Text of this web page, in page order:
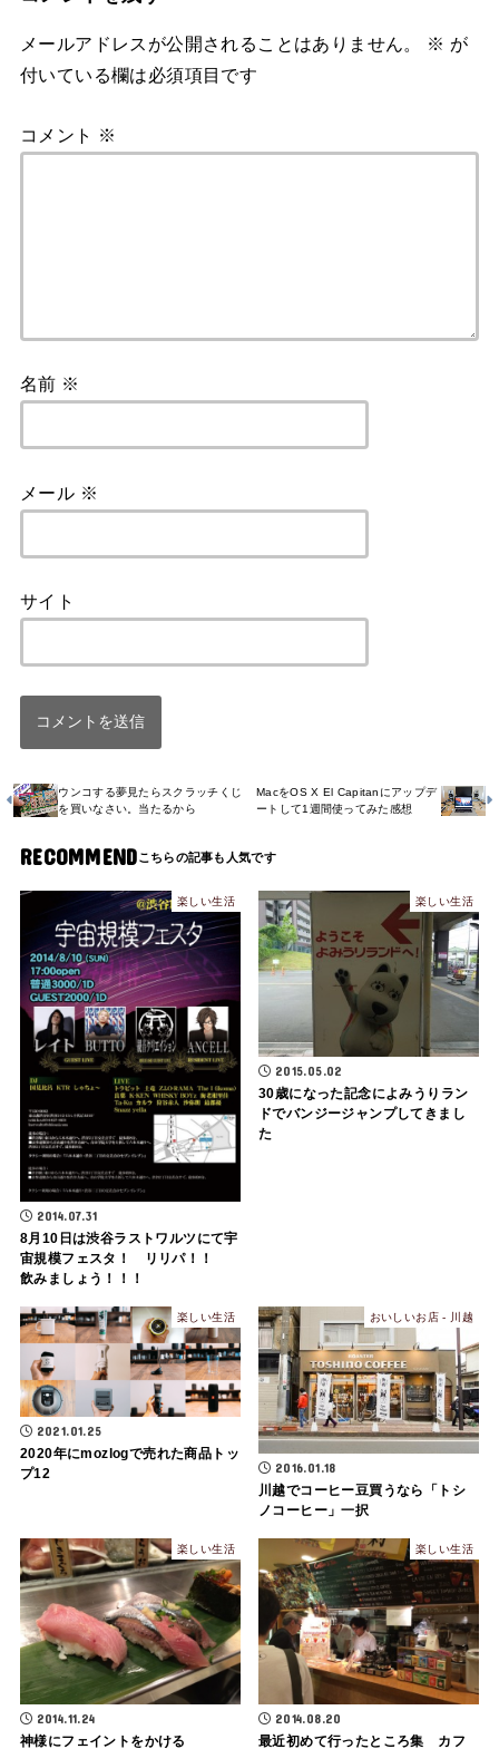
メールアドレスが公開されることはありません。 ※ が
付いている欄は必須項目です
コメント ※
名前 ※
メール ※
サイト
ウンコする夢見たらスクラッチくじ
を買いなさい。当たるから
MacをOS X El Capitanにアップデ
ートして1週間使ってみた感想
RECOMMEND
楽しい生活
2014.07.31
8月10日は渋谷ラストワルツにて宇
宙規模フェスタ！ リリパ！！
飲みましょう！！！
楽しい生活
2015.05.02
30歳になった記念によみうりラン
ドでバンジージャンプしてきまし
た
楽しい生活
2021.01.25
2020年にmozlogで売れた商品トッ
プ12
おいしいお店 - 川越
2016.01.18
川越でコーヒー豆買うなら「トシ
ノコーヒー」一択
楽しい生活
2014.11.24
神様にフェイントをかける
楽しい生活
2014.08.20
最近初めて行ったところ集 カフ